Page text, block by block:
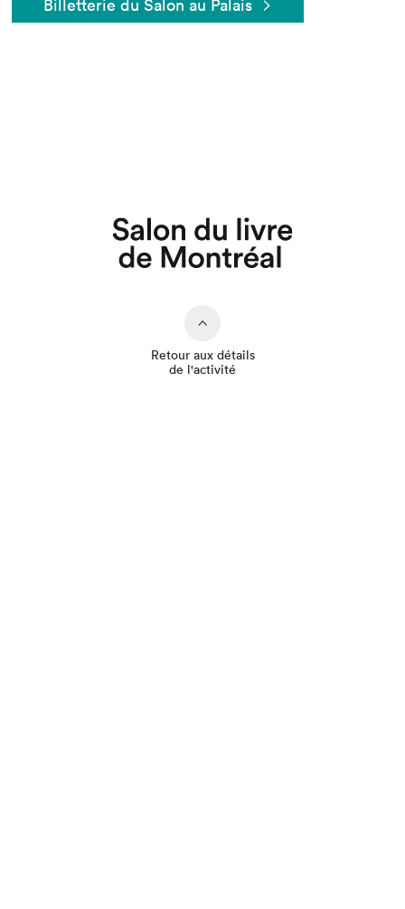
Billetterie du Salon au Palais
Retour aux détails
de l'activité